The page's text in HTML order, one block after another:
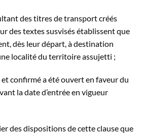
des titres de transport créés
des textes susvisés établissent que
dès leur départ, à destination
localité du territoire assujetti ;
confirmé a été ouvert en faveur du
la date d’entrée en vigueur
des dispositions de cette clause que